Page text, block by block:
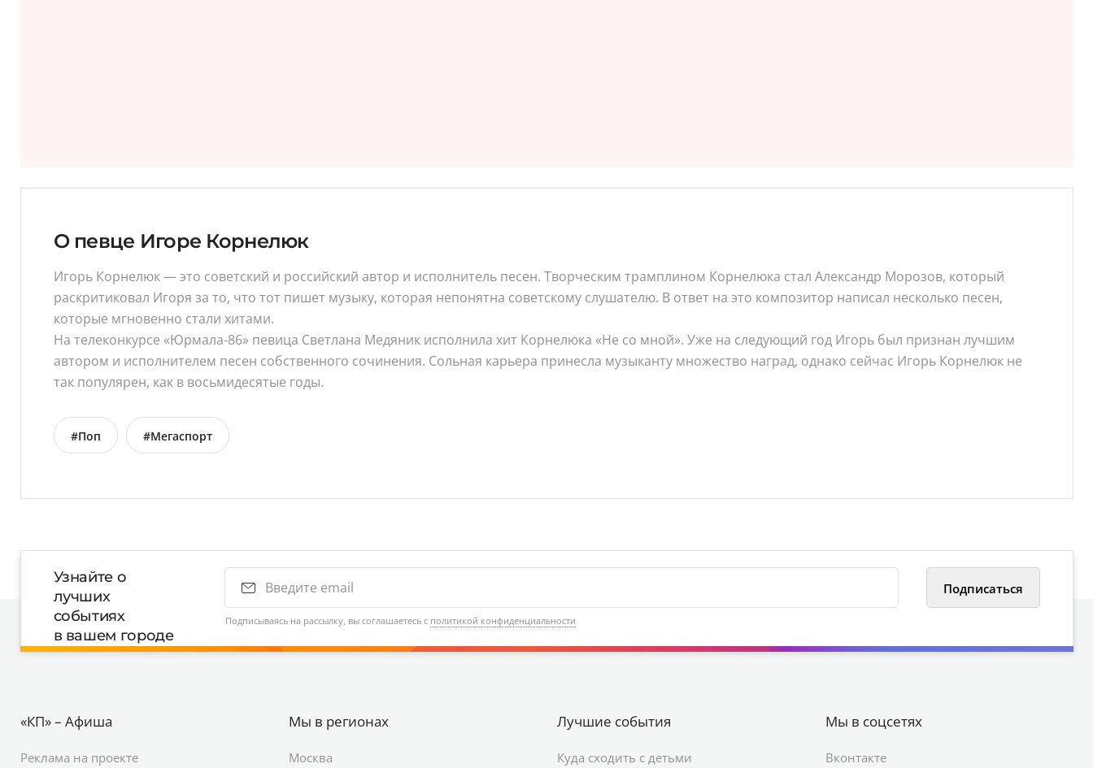
О певце Игоре Корнелюк
Игорь Корнелюк — это советский и российский автор и исполнитель песен. Творческим трамплином Корнелюка стал Александр Морозов, который
раскритиковал Игоря за то, что тот пишет музыку, которая непонятна советскому слушателю. В ответ на это композитор написал несколько песен,
которые мгновенно стали хитами.
На телеконкурсе «Юрмала-86» певица Светлана Медяник исполнила хит Корнелюка «Не со мной». Уже на следующий год Игорь был признан лучшим
автором и исполнителем песен собственного сочинения. Сольная карьера принесла музыканту множество наград, однако сейчас Игорь Корнелюк не
так популярен, как в восьмидесятые годы.
#Поп #Мегаспорт
Узнайте о
лучших
событиях
в вашем городе
Подписываясь на рассылку, вы соглашаетесь с политикой конфиденциальности
«КП» – Афиша
Реклама на проекте
Мы в регионах
Москва
Лучшие события
Куда сходить с детьми
Мы в соцсетях
Вконтакте